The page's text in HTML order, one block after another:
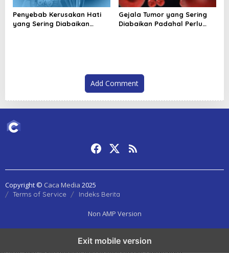
Penyebab Kerusakan Hati
yang Sering Diabaikan
Gejala Tumor yang Sering
Diabaikan Padahal Perlu
Add Comment
Copyright © Caca Media 2025
Terms of Service Indeks Berita
Non AMP Version
Exit mobile version
menghadirkan inovasi berkualitasai digital menjadi kunci analisis data